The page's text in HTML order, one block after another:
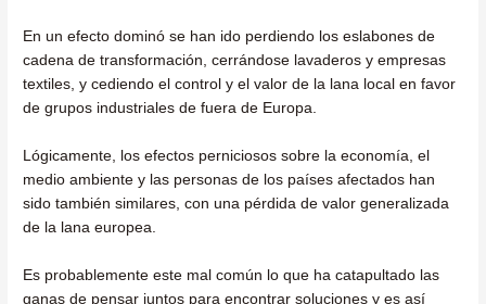
En un efecto dominó se han ido perdiendo los eslabones de
cadena de transformación, cerrándose lavaderos y empresas
textiles, y cediendo el control y el valor de la lana local en favor
de grupos industriales de fuera de Europa.
Lógicamente, los efectos perniciosos sobre la economía, el
medio ambiente y las personas de los países afectados han
sido también similares, con una pérdida de valor generalizada
de la lana europea.
Es probablemente este mal común lo que ha catapultado las
ganas de pensar juntos para encontrar soluciones y es así